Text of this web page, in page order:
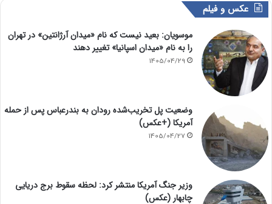
عکس و فیلم
موسویان: بعید نیست که نام «میدان آرژانتین» در تهران
را به نام «میدان اسپانیا» تغییر دهند
1405/04/29
وضعیت پل تخریب‌شده رودان به بندرعباس پس از حمله
آمریکا (+عکس)
1405/04/27
وزیر جنگ آمریکا منتشر کرد: لحظه سقوط برج دریایی
چابهار (عکس)